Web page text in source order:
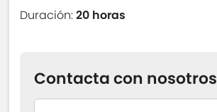
Duración:20 horas
Contacta con nosotros